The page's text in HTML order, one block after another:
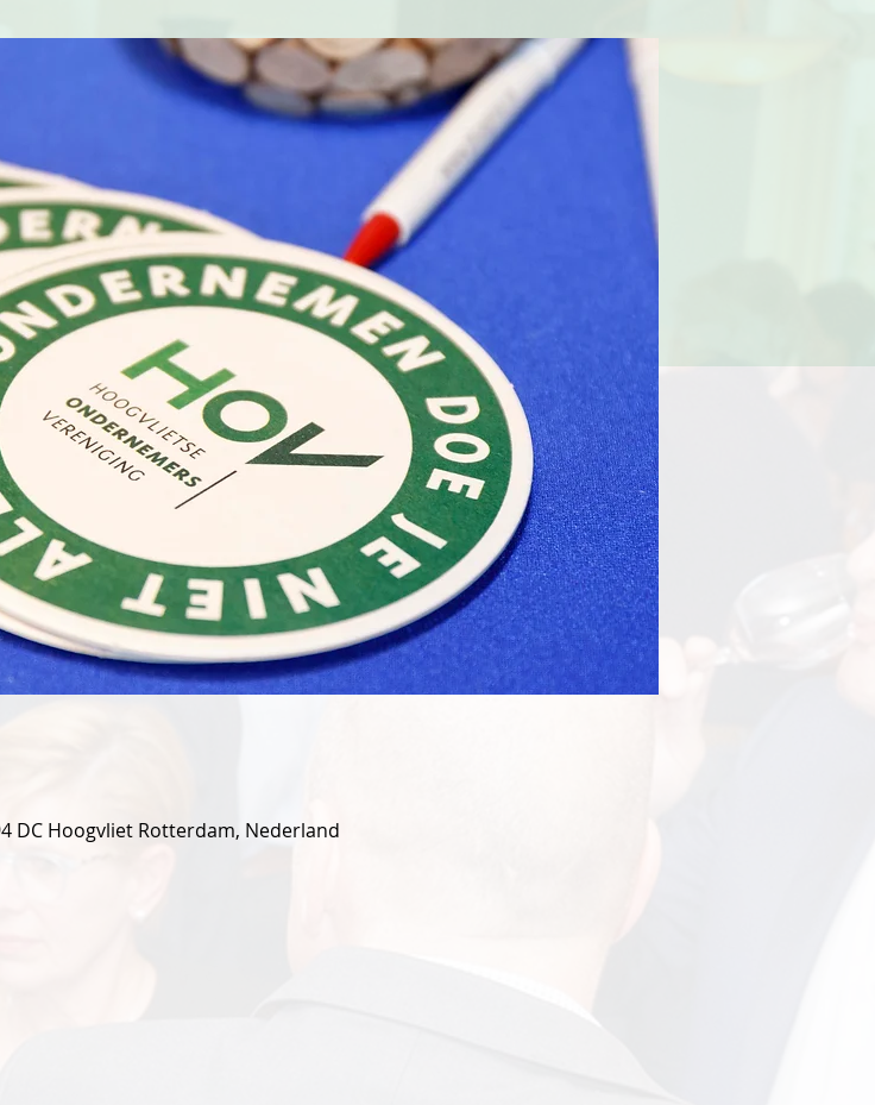
DC Hoogvliet Rotterdam, Nederland